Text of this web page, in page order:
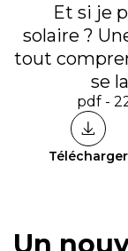
Et si je
solaire ?
tout
se
pdf -
Télécharger
Un